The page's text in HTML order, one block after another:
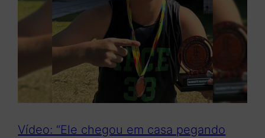
Vídeo: “Ele chegou em casa pegando